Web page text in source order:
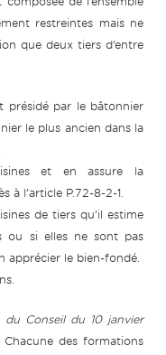
restreintes mais ne
que deux tiers d’entre
présidé par le bâtonnier
le plus ancien dans la
et en assure la
à l’article P.72-8-2-1.
de tiers qu’il estime
ou si elles ne sont pas
apprécier le bien-fondé.
Conseil du 10 janvier
Chacune des formations